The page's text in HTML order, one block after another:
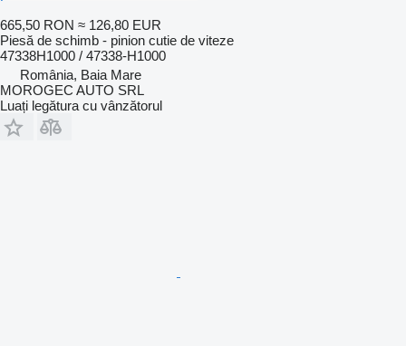
665,50 RON ≈ 126,80 EUR
Piesă de schimb - pinion cutie de viteze
47338H1000 / 47338-H1000
România, Baia Mare
MOROGEC AUTO SRL
Luați legătura cu vânzătorul